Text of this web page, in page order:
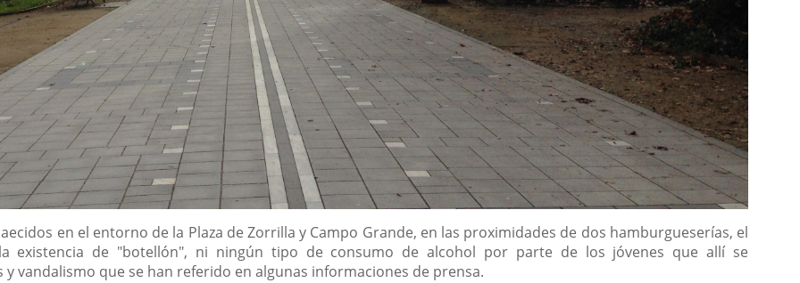
en el entorno de la Plaza de Zorrilla y Campo Grande, en las proximidades de dos hamburgueserías, el
existencia de "botellón", ni ningún tipo de consumo de alcohol por parte de los jóvenes que allí se
vandalismo que se han referido en algunas informaciones de prensa.